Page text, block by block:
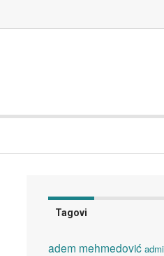
Tagovi
adem mehmedović